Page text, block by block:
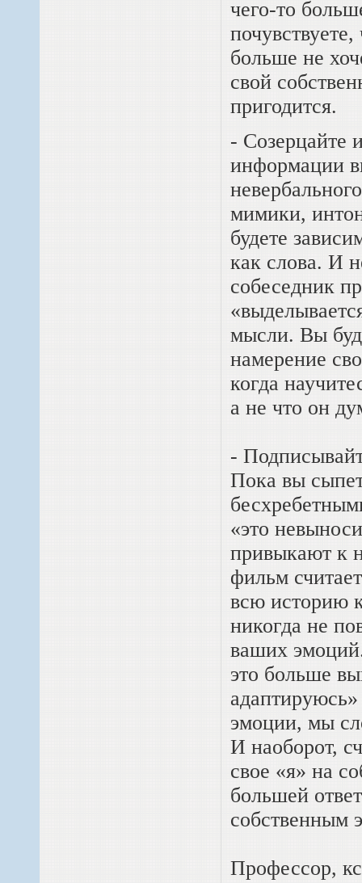
чего-то
больше не
свой
пригодится.
- Созерцайте
информации
мимики,
будете
как слова. И
собеседник
мысли. Вы
намерение
когда
а не что он
-
Пока вы
«это
привыкают к
фильм
всю историю
никогда не
ваших
это больше
эмоции, мы
И наоборот,
свое «я» на
большей
собственным
Профессор,